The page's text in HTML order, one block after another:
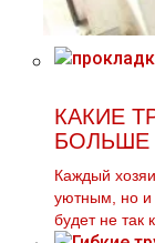
КАКИЕ
БОЛЬШЕ
Каждый
уютным, но и
будет не так